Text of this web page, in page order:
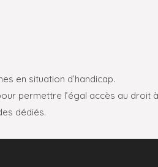
en situation d’handicap.
permettre l’égal accès au droit
dédiés.